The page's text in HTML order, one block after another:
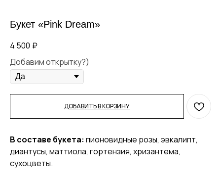
Букет «Pink Dream»
4 500 ₽
Добавим открытку?)
ДОБАВИТЬ В КОРЗИНУ
В составе букета: пионовидные розы, эвкалипт,
диантусы, маттиола, гортензия, хризантема,
сухоцветы.